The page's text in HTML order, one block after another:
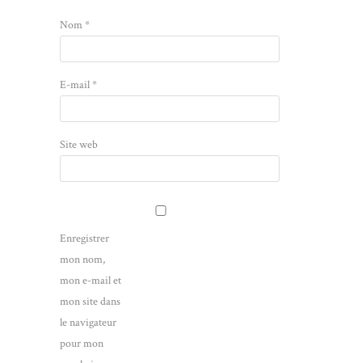
Nom*
E-mail*
Site web
Enregistrer
mon nom,
mon e-mail et
mon site dans
le navigateur
pour mon